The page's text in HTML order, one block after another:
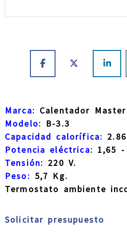
Marca: Calentador
Modelo: B-3.3
Capacidad calorífica:
Potencia eléctrica: 1,65
Tensión: 220 V.
Peso: 5,7 Kg.
Termostato ambiente
Solicitar presupuesto